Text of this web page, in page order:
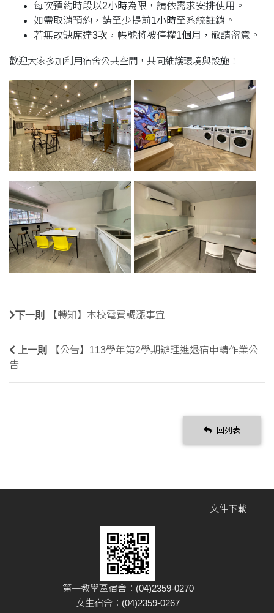
每次預約時段以2小時為限，請依需求安排使用。
如需取消預約，請至少提前1小時至系統註銷。
若無故缺席達3次 ，帳號將被停權1個月 ，敬請留意。
歡迎大家多加利用宿舍公共空間，共同維護環境與設施！
下一則 【轉知】本校電費調漲事宜
上一則
【公告】113學年第2學期辦理進退宿申請作業公
告
回列表
文件下載
第一教學區宿舍：(04)2359-0270
女生宿舍：(04)2359-0267